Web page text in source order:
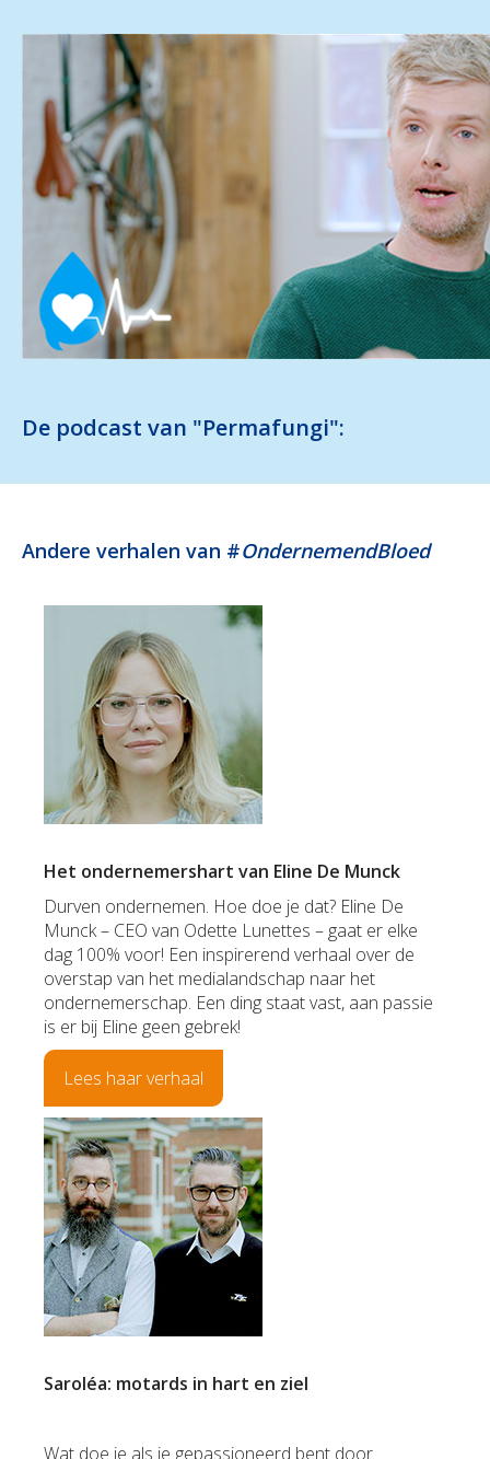
De podcast van "Permafungi":
Andere verhalen van #OndernemendBloed
Het ondernemershart van Eline De Munck
Durven ondernemen. Hoe doe je dat? Eline De
Munck – CEO van Odette Lunettes – gaat er elke
dag 100% voor! Een inspirerend verhaal over de
overstap van het medialandschap naar het
ondernemerschap. Een ding staat vast, aan passie
is er bij Eline geen gebrek!
Lees haar verhaal
Saroléa: motards in hart en ziel
Wat doe je als je gepassioneerd bent door